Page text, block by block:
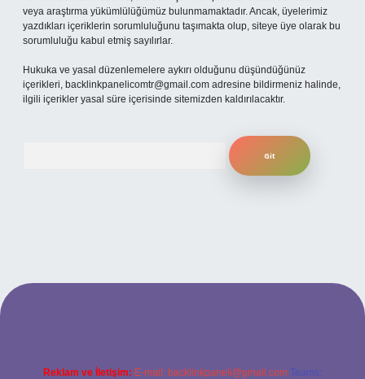
veya araştırma yükümlülüğümüz bulunmamaktadır. Ancak, üyelerimiz
yazdıkları içeriklerin sorumluluğunu taşımakta olup, siteye üye olarak bu
sorumluluğu kabul etmiş sayılırlar.
Hukuka ve yasal düzenlemelere aykırı olduğunu düşündüğünüz
içerikleri, backlinkpanelicomtr@gmail.com adresine bildirmeniz halinde,
ilgili içerikler yasal süre içerisinde sitemizden kaldırılacaktır.
yeni giriş adresi
Reklam ve İletişim: E-mail: backlinkpaneli@gmail.com Teams: